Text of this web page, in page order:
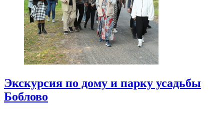
Экскурсия по дому и парку усадьбы
Боблово